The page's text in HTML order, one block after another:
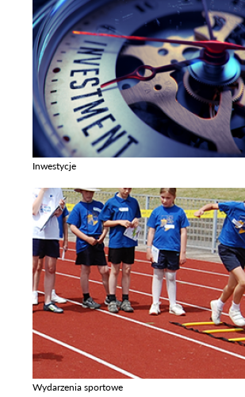
Inwestycje
Wydarzenia sportowe